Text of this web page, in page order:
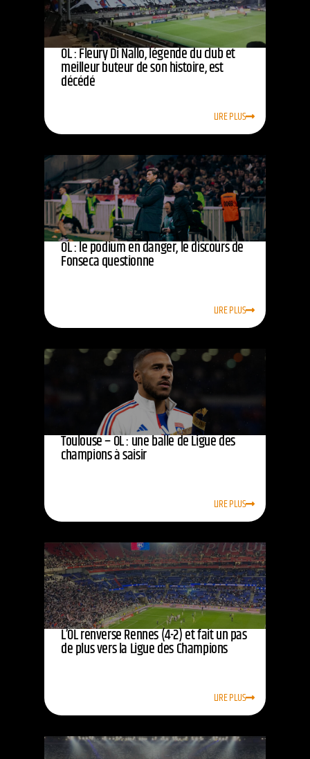
OL : Fleury Di Nallo, légende du club et
meilleur buteur de son histoire, est
décédé
LIRE PLUS
OL : le podium en danger, le discours de
Fonseca questionne
LIRE PLUS
Toulouse – OL : une balle de Ligue des
champions à saisir
LIRE PLUS
L’OL renverse Rennes (4-2) et fait un pas
de plus vers la Ligue des Champions
LIRE PLUS